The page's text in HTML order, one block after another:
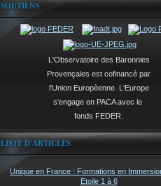
SOUTIENS
L'Observatoire des Baronnies
Provençales est cofinancé par
l'Union Europèenne. L'Europe
s'engage en PACA avec le
fonds FEDER.
LISTE D'ARTICLES
Unique en France : Formations en
Etoile 1 à 6